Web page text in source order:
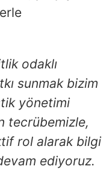
odaklı
sunmak bizim
yönetimi
tecrübemizle,
rol alarak bilgi
ediyoruz.